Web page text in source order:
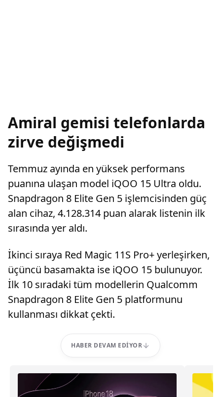
Amiral gemisi telefonlarda
zirve değişmedi
Temmuz ayında en yüksek performans
puanına ulaşan model iQOO 15 Ultra oldu.
Snapdragon 8 Elite Gen 5 işlemcisinden güç
alan cihaz, 4.128.314 puan alarak listenin ilk
sırasında yer aldı.
İkinci sıraya Red Magic 11S Pro+ yerleşirken,
üçüncü basamakta ise iQOO 15 bulunuyor.
İlk 10 sıradaki tüm modellerin Qualcomm
Snapdragon 8 Elite Gen 5 platformunu
kullanması dikkat çekti.
HABER DEVAM EDIYOR